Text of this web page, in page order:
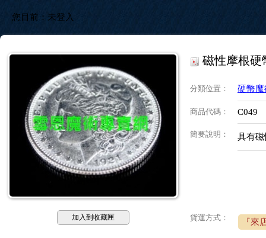
您目前： 未登入
加入到收藏匣
磁性摩根硬
分類位置 ： 硬幣
商品代碼 ： C049
簡要說明 ： 具有
貨運方式： 『來